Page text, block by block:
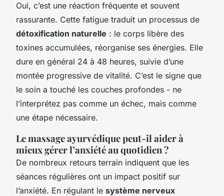
Oui, c’est une réaction fréquente et souvent
rassurante. Cette fatigue traduit un processus de
détoxification naturelle : le corps libère des
toxines accumulées, réorganise ses énergies. Elle
dure en général 24 à 48 heures, suivie d’une
montée progressive de vitalité. C’est le signe que
le soin a touché les couches profondes - ne
l’interprétez pas comme un échec, mais comme
une étape nécessaire.
Le massage ayurvédique peut-il aider à
mieux gérer l’anxiété au quotidien ?
De nombreux retours terrain indiquent que les
séances régulières ont un impact positif sur
l’anxiété. En régulant le système nerveux